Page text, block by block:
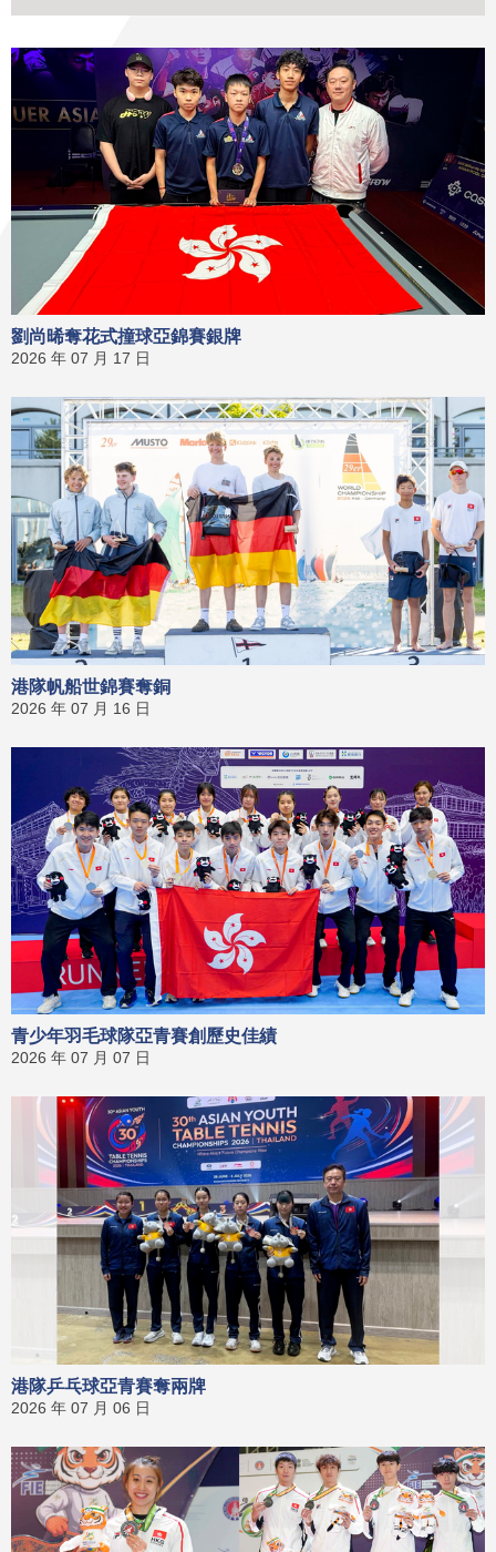
劉尚晞奪花式撞球亞錦賽銀牌
2026 年 07 月 17 日
港隊帆船世錦賽奪銅
2026 年 07 月 16 日
青少年羽毛球隊亞青賽創歷史佳績
2026 年 07 月 07 日
港隊乒乓球亞青賽奪兩牌
2026 年 07 月 06 日